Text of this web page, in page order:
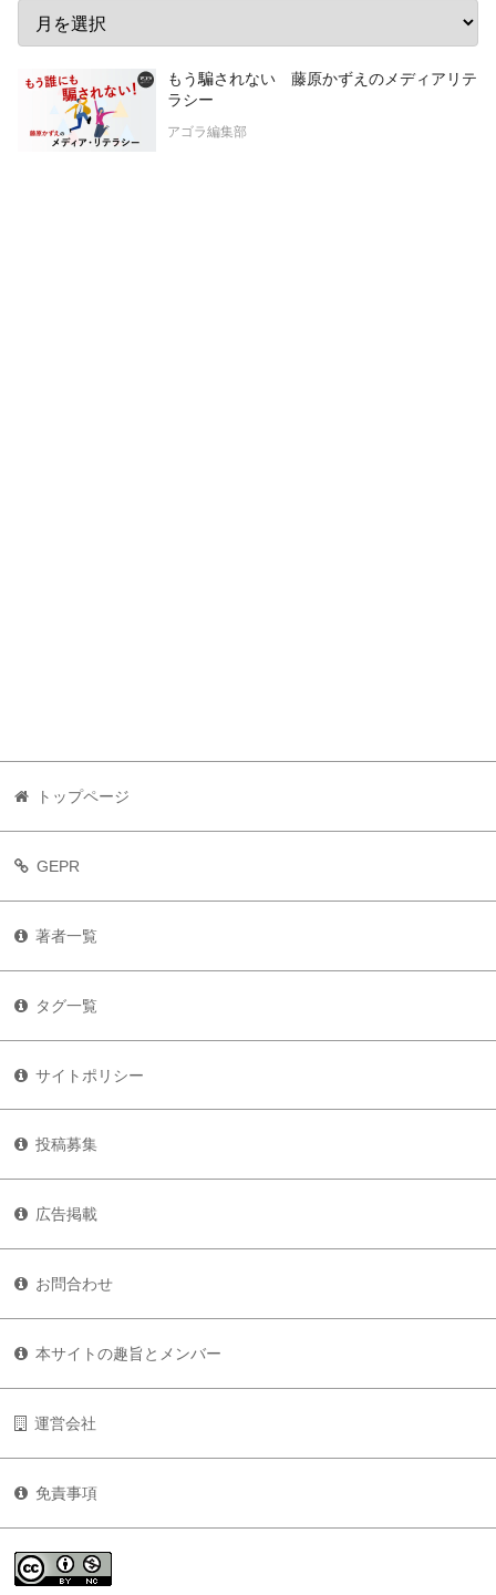
もう騙されない 藤原かずえのメディアリテ
ラシー
アゴラ編集部
トップページ
GEPR
著者一覧
タグ一覧
サイトポリシー
投稿募集
広告掲載
お問合わせ
本サイトの趣旨とメンバー
運営会社
免責事項